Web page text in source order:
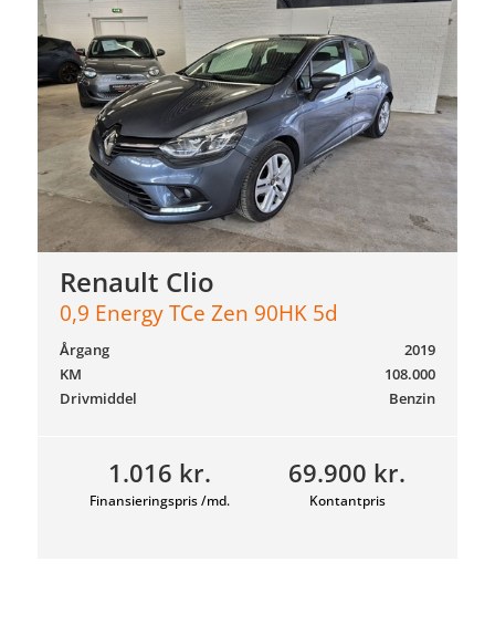
Renault Clio
0,9 Energy TCe Zen 90HK 5d
1.016 kr.
Finansieringspris /md.
69.900 kr.
Kontantpris
2019
Årgang
108.000
KM
Benzin
Drivmiddel